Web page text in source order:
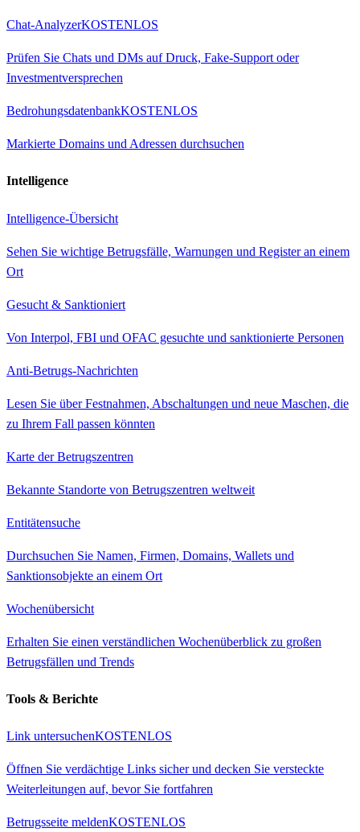
Chat-AnalyzerKOSTENLOS
Prüfen Sie Chats und DMs auf Druck, Fake-Support oder
Investmentversprechen
BedrohungsdatenbankKOSTENLOS
Markierte Domains und Adressen durchsuchen
Intelligence
Intelligence-Übersicht
Sehen Sie wichtige Betrugsfälle, Warnungen und Register an einem
Ort
Gesucht & Sanktioniert
Von Interpol, FBI und OFAC gesuchte und sanktionierte Personen
Anti-Betrugs-Nachrichten
Lesen Sie über Festnahmen, Abschaltungen und neue Maschen, die
zu Ihrem Fall passen könnten
Karte der Betrugszentren
Bekannte Standorte von Betrugszentren weltweit
Entitätensuche
Durchsuchen Sie Namen, Firmen, Domains, Wallets und
Sanktionsobjekte an einem Ort
Wochenübersicht
Erhalten Sie einen verständlichen Wochenüberblick zu großen
Betrugsfällen und Trends
Tools & Berichte
Link untersuchenKOSTENLOS
Öffnen Sie verdächtige Links sicher und decken Sie versteckte
Weiterleitungen auf, bevor Sie fortfahren
Betrugsseite meldenKOSTENLOS